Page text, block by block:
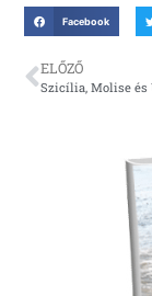
Facebook
ELŐZŐ